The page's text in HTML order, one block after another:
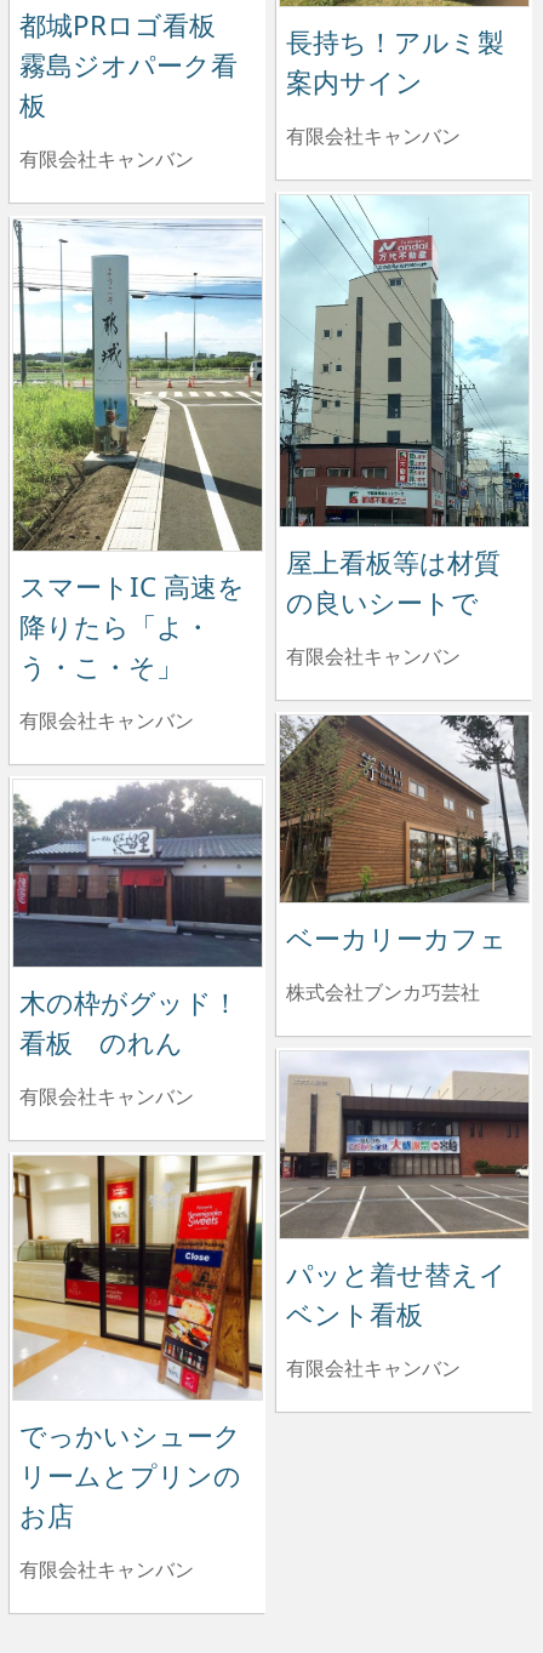
都城PRロゴ看板
霧島ジオパーク看
板
有限会社キャンバン
長持ち！アルミ製
案内サイン
有限会社キャンバン
屋上看板等は材質
の良いシートで
有限会社キャンバン
スマートIC 高速を
降りたら「よ・
う・こ・そ」
有限会社キャンバン
ベーカリーカフェ
株式会社ブンカ巧芸社
木の枠がグッド！
看板 のれん
有限会社キャンバン
パッと着せ替えイ
ベント看板
有限会社キャンバン
でっかいシューク
リームとプリンの
お店
有限会社キャンバン